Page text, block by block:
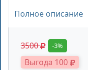
Полное описание
3500 -3%
Выгода 100